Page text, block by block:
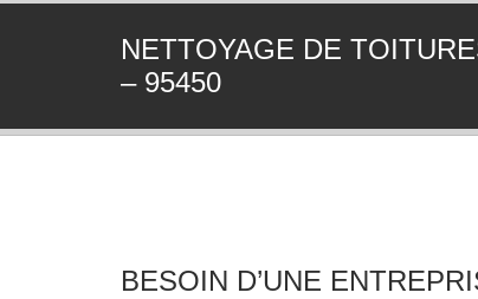
NETTOYAGE DE
– 95450
BESOIN D’UNE